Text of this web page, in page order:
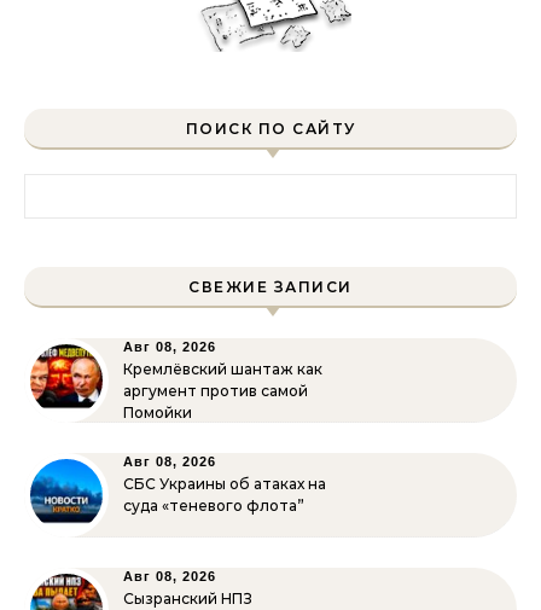
ПОИСК ПО САЙТУ
СВЕЖИЕ ЗАПИСИ
Авг 08, 2026
Кремлёвский шантаж как
аргумент против самой
Помойки
Авг 08, 2026
СБС Украины об атаках на
суда «теневого флота”
Авг 08, 2026
Сызранский НПЗ